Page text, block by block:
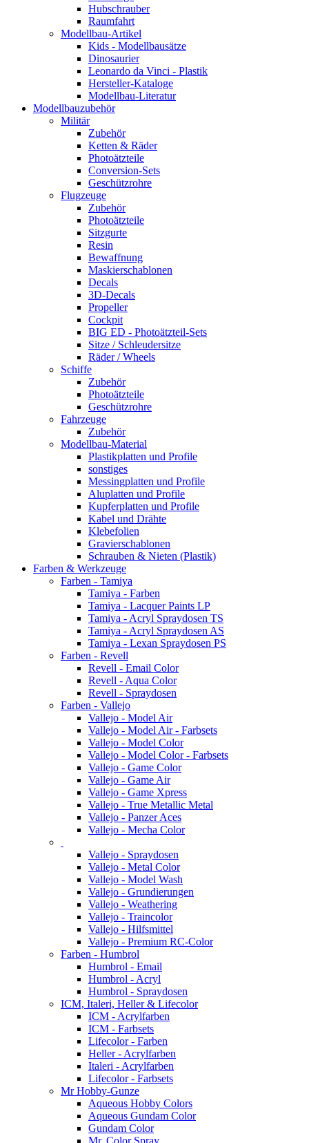
Hubschrauber
Raumfahrt
Modellbau-Artikel
Kids - Modellbausätze
Dinosaurier
Leonardo da Vinci - Plastik
Hersteller-Kataloge
Modellbau-Literatur
Modellbauzubehör
Militär
Zubehör
Ketten & Räder
Photoätzteile
Conversion-Sets
Geschützrohre
Flugzeuge
Zubehör
Photoätzteile
Sitzgurte
Resin
Bewaffnung
Maskierschablonen
Decals
3D-Decals
Propeller
Cockpit
BIG ED - Photoätzteil-Sets
Sitze / Schleudersitze
Räder / Wheels
Schiffe
Zubehör
Photoätzteile
Geschützrohre
Fahrzeuge
Zubehör
Modellbau-Material
Plastikplatten und Profile
sonstiges
Messingplatten und Profile
Aluplatten und Profile
Kupferplatten und Profile
Kabel und Drähte
Klebefolien
Gravierschablonen
Schrauben & Nieten (Plastik)
Farben & Werkzeuge
Farben - Tamiya
Tamiya - Farben
Tamiya - Lacquer Paints LP
Tamiya - Acryl Spraydosen TS
Tamiya - Acryl Spraydosen AS
Tamiya - Lexan Spraydosen PS
Farben - Revell
Revell - Email Color
Revell - Aqua Color
Revell - Spraydosen
Farben - Vallejo
Vallejo - Model Air
Vallejo - Model Air - Farbsets
Vallejo - Model Color
Vallejo - Model Color - Farbsets
Vallejo - Game Color
Vallejo - Game Air
Vallejo - Game Xpress
Vallejo - True Metallic Metal
Vallejo - Panzer Aces
Vallejo - Mecha Color
Vallejo - Spraydosen
Vallejo - Metal Color
Vallejo - Model Wash
Vallejo - Grundierungen
Vallejo - Weathering
Vallejo - Traincolor
Vallejo - Hilfsmittel
Vallejo - Premium RC-Color
Farben - Humbrol
Humbrol - Email
Humbrol - Acryl
Humbrol - Spraydosen
ICM, Italeri, Heller & Lifecolor
ICM - Acrylfarben
ICM - Farbsets
Lifecolor - Farben
Heller - Acrylfarben
Italeri - Acrylfarben
Lifecolor - Farbsets
Mr Hobby-Gunze
Aqueous Hobby Colors
Aqueous Gundam Color
Gundam Color
Mr. Color Spray